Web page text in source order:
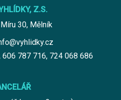
Z.S.
30, Mělník
606 787 716, 724 068 686